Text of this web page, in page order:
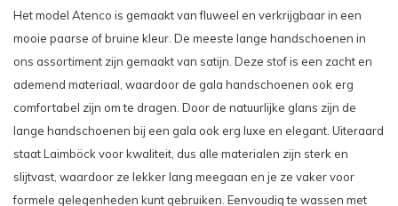
Het model Atenco is gemaakt van fluweel en verkrijgbaar in een
mooie paarse of bruine kleur. De meeste lange handschoenen in
ons assortiment zijn gemaakt van satijn . Deze stof is een zacht en
ademend materiaal, waardoor de gala handschoenen ook erg
comfortabel zijn om te dragen. Door de natuurlijke glans zijn de
lange handschoenen bij een gala ook erg luxe en elegant. Uiteraard
staat Laimböck voor kwaliteit, dus alle materialen zijn sterk en
slijtvast, waardoor ze lekker lang meegaan en je ze vaker voor
formele gelegenheden kunt gebruiken. Eenvoudig te wassen met